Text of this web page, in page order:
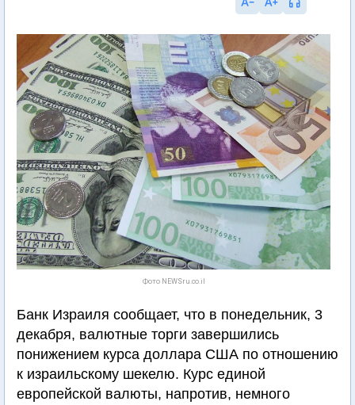
Фото NEWSru.co.il
Банк Израиля сообщает, что в понедельник, 3
декабря, валютные торги завершились
понижением курса доллара США по отношению
к израильскому шекелю. Курс единой
европейской валюты, напротив, немного